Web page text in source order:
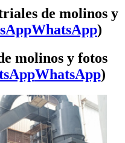
de molinos y
WhatsApp)
molinos y fotos
WhatsApp)